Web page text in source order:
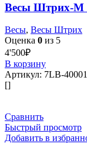
Весы Штрих-
Весы, Весы Штрих
Оценка 0 из 5
4'500₽
В корзину
Артикул: 7LB-
[]
Сравнить
Быстрый просмотр
Добавить в